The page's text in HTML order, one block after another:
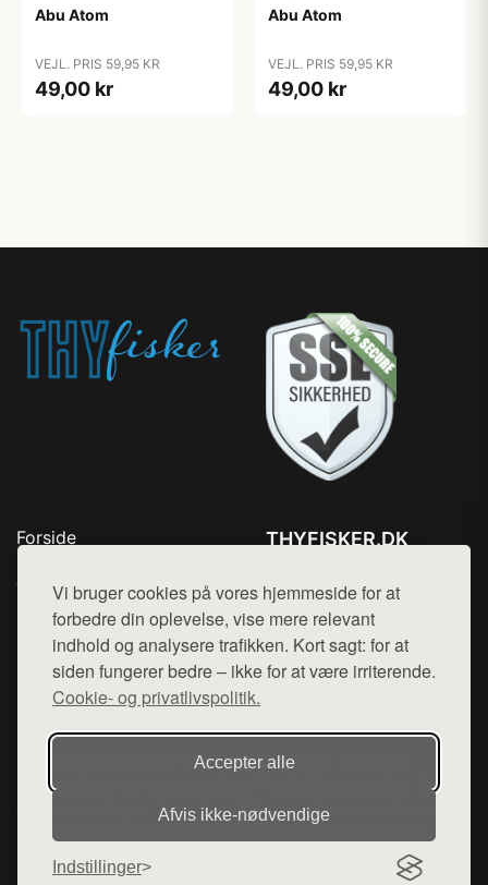
Vi bruger cookies på vores hjemmeside for at
forbedre din oplevelse, vise mere relevant
indhold og analysere trafikken. Kort sagt: for at
siden fungerer bedre – ikke for at være irriterende.
Cookie- og privatlivspolitik.
Accepter alle
Afvis ikke‑nødvendige
Indstillinger
Abu Atom
VEJL. PRIS 59,95 KR
49,00 kr
Abu Atom
VEJL. PRIS 59,95 KR
49,00 kr
Forside
Top Rabatter
Kontakt
THYFISKER.DK
Mail: hej@want.dk
Cookie- og privatlivspolitik
Denne side er en del af want.dk, der udgiver en række
hjemmesider med præsentation af forskellige produkter fra
diverse webshops. Der sælges ikke varer fra denne side - vi
henviser til de shops, som sælger varen. Vi har heller ikke
varerne på lager.